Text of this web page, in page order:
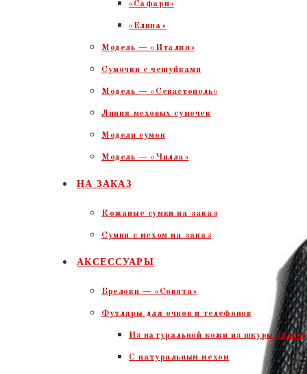
«Сафари»
«Елина»
Модель — «Италия»
Сумочки с чешуйками
Модель — «Севастополь»
Линия меховых сумочек
Модели сумок
Модель — «Чилла»
НА ЗАКАЗ
Кожаные сумки на заказ
Сумки с мехом на заказ
АКСЕССУАРЫ
Брелоки — «Совята»
Футляры для очков и телефонов
Из натуральной кожи из шкуры
С натуральным мехом